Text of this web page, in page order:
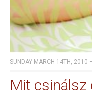
SUNDAY MARCH 14TH, 2010
Mit csinálsz